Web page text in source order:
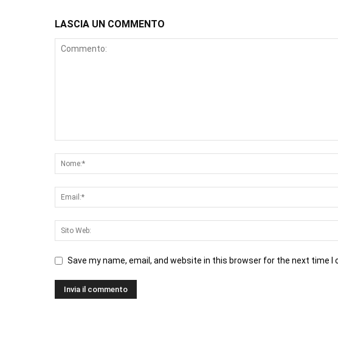
LASCIA UN COMMENTO
Save my name, email, and website in this browser for the next time I